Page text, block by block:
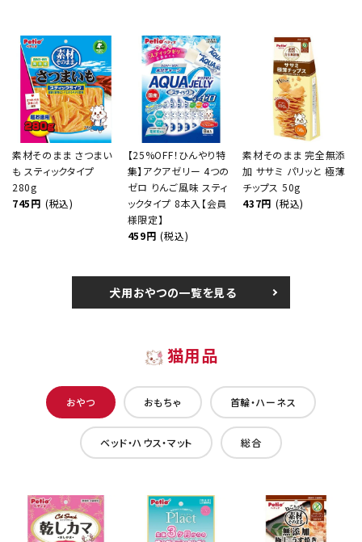
素材そのまま さつまい
も スティックタイプ
280g
745円 (税込)
【25%OFF！ひんやり特
集】アクアゼリー 4つの
ゼロ りんご風味 スティ
ックタイプ 8本入【会員
様限定】
459円 (税込)
素材そのまま 完全無添
加 ササミ パリッと 極薄
チップス 50g
437円 (税込)
犬用おやつの一覧を見る
猫用品
おやつ おもちゃ 首輪・ハーネス
ベッド・ハウス・マット 総合